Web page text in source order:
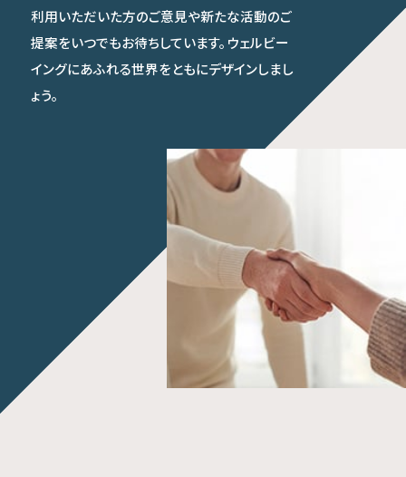
利用いただいた方のご意見や新たな活動のご
提案をいつでもお待ちしています。ウェルビー
イングにあふれる世界をともにデザインしまし
ょう。